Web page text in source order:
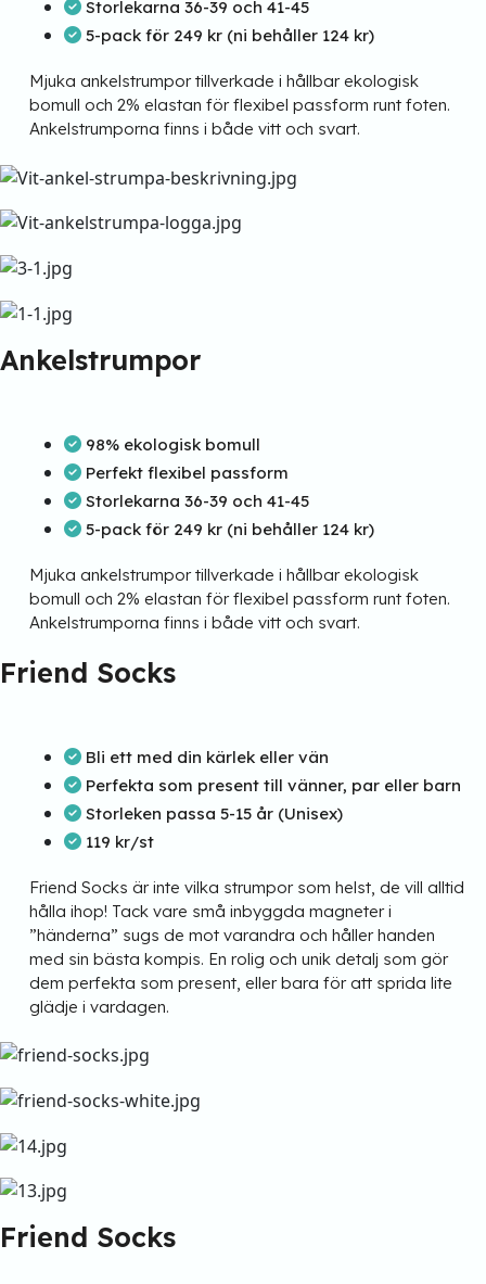
Storlekarna 36-39 och 41-45
5-pack för 249 kr (ni behåller 124 kr)
Mjuka ankelstrumpor tillverkade i hållbar ekologisk
bomull och 2% elastan för flexibel passform runt foten.
Ankelstrumporna finns i både vitt och svart.
Ankelstrumpor
98% ekologisk bomull
Perfekt flexibel passform
Storlekarna 36-39 och 41-45
5-pack för 249 kr (ni behåller 124 kr)
Mjuka ankelstrumpor tillverkade i hållbar ekologisk
bomull och 2% elastan för flexibel passform runt foten.
Ankelstrumporna finns i både vitt och svart.
Friend Socks
Bli ett med din kärlek eller vän
Perfekta som present till vänner, par eller barn
Storleken passa 5-15 år (Unisex)
119 kr/st
Friend Socks är inte vilka strumpor som helst, de vill alltid
hålla ihop! Tack vare små inbyggda magneter i
”händerna” sugs de mot varandra och håller handen
med sin bästa kompis. En rolig och unik detalj som gör
dem perfekta som present, eller bara för att sprida lite
glädje i vardagen.
Friend Socks